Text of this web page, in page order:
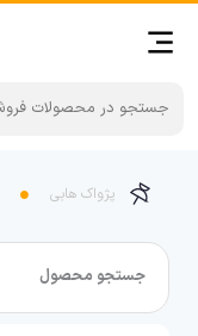
پژواک هابی
جستجو محصول